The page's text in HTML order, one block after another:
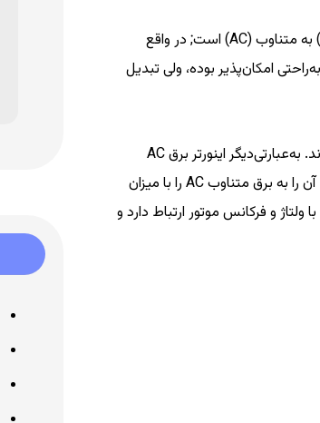
واژه اینورتر به معنای معکوس کننده است که وظیفه‌ی اصلی این وسیله تبدیل جریان مستقیم (DC) به متناوب (AC) است; در واقع
امکان‌پذیر بوده، ولی تبدیل
به این شکل فعالیت میکند که که جریان مستقیم برق DC را به جریان متناوب AC برمی‌گرداند. به‌عبارتی‌دیگر اینورتر برق AC
شهری را که با ولتاژ ۲۲۰ ولت است و فرکانس ۵۰ هرتز دارد را ابتدا به برق DC تبدیل کرده و در نهایت، آن را به برق متناوب AC را با میزان
و فرکانس موتور ارتباط دارد و